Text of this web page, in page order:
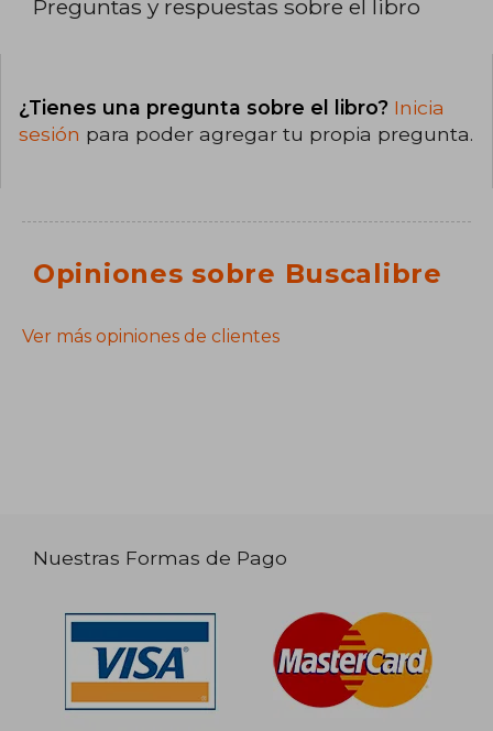
Preguntas y respuestas sobre el libro
¿Tienes una pregunta sobre el libro? Inicia
sesión para poder agregar tu propia pregunta.
Opiniones sobre Buscalibre
Ver más opiniones de clientes
Nuestras Formas de Pago